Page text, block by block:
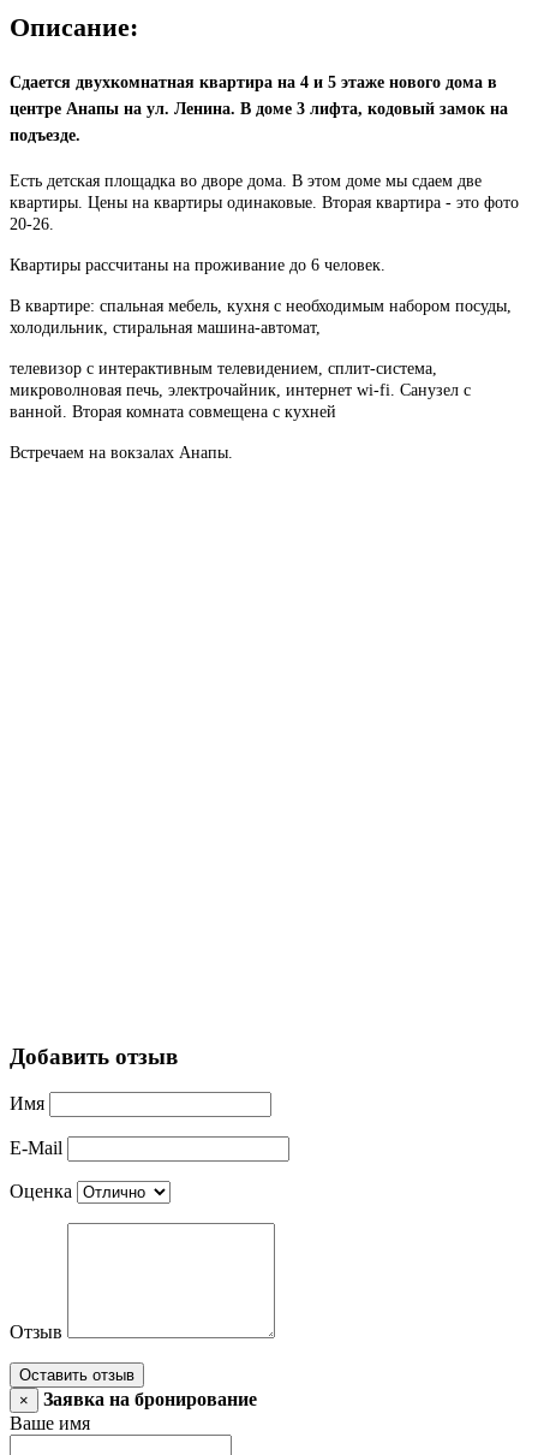
Описание:
Сдается двухкомнатная квартира на 4 и 5 этаже нового дома в
центре Анапы на ул. Ленина. В доме 3 лифта, кодовый замок на
подъезде.
Есть детская площадка во дворе дома. В этом доме мы сдаем две
квартиры. Цены на квартиры одинаковые. Вторая квартира - это фото
20-26.
Квартиры рассчитаны на проживание до 6 человек.
В квартире: спальная мебель, кухня с необходимым набором посуды,
холодильник, стиральная машина-автомат,
телевизор с интерактивным телевидением, сплит-система,
микроволновая печь, электрочайник, интернет wi-fi. Санузел с
ванной. Вторая комната совмещена с кухней
Встречаем на вокзалах Анапы.
Добавить отзыв
Имя
E-Mail
Оценка
Отзыв
Оставить отзыв
×
Заявка на бронирование
Ваше имя